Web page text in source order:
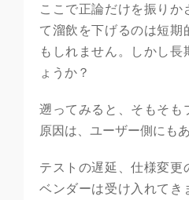
ここで正論だけを振りか
て溜飲を下げるのは短期
もしれません。しかし長
ょうか？
遡ってみると、そもそも
原因は、ユーザー側にも
テストの遅延、仕様変更
ベンダーは受け入れてき